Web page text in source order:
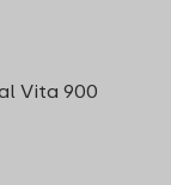
Vita 900